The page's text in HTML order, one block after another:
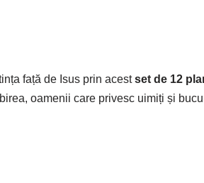
față de Isus prin acestset de 12
oamenii care privesc uimiți și